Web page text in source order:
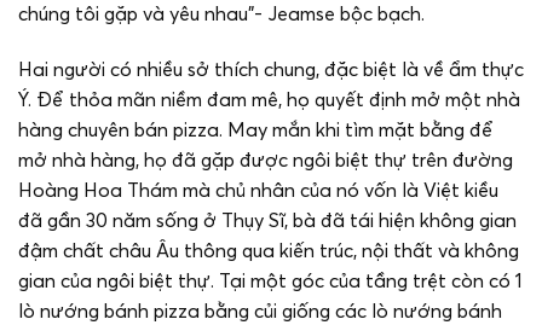
chúng tôi gặp và yêu nhau”- Jeamse bộc bạch.
Hai người có nhiều sở thích chung, đặc biệt là về ẩm thực
Ý. Để thỏa mãn niềm đam mê, họ quyết định mở một nhà
hàng chuyên bán pizza. May mắn khi tìm mặt bằng để
mở nhà hàng, họ đã gặp được ngôi biệt thự trên đường
Hoàng Hoa Thám mà chủ nhân của nó vốn là Việt kiều
đã gần 30 năm sống ở Thụy Sĩ, bà đã tái hiện không gian
đậm chất châu Âu thông qua kiến trúc, nội thất và không
gian của ngôi biệt thự. Tại một góc của tầng trệt còn có 1
lò nướng bánh pizza bằng củi giống các lò nướng bánh